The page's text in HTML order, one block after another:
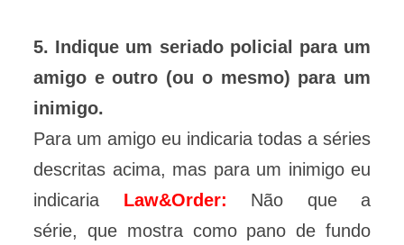
5. Indique um seriado policial para um
amigo e outro (ou o mesmo) para um
inimigo.
Para um amigo eu indicaria todas a séries
descritas acima, mas para um inimigo eu
indicaria Law&Order: Não que a
série, que mostra como pano de fundo